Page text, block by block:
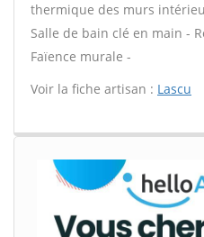
thermique des murs
Salle de bain clé en main -
Faïence murale -
Voir la fiche artisan : Lascu